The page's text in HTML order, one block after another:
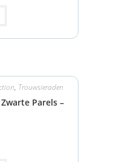
, Trouwsieraden
Parels –